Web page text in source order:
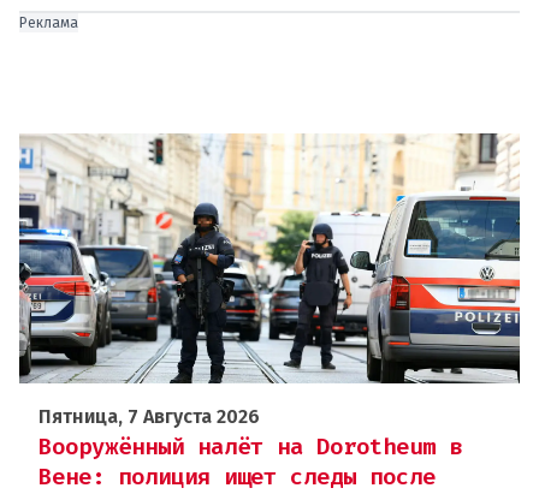
Реклама
Пятница, 7 Августа 2026
Вооружённый налёт на Dorotheum в
Вене: полиция ищет следы после